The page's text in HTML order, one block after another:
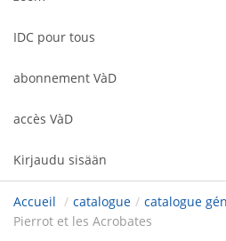
IDC pour tous
abonnement VàD
accès VàD
Kirjaudu sisään
Accueil / catalogue / catalogue
Pierrot et les Acrobates